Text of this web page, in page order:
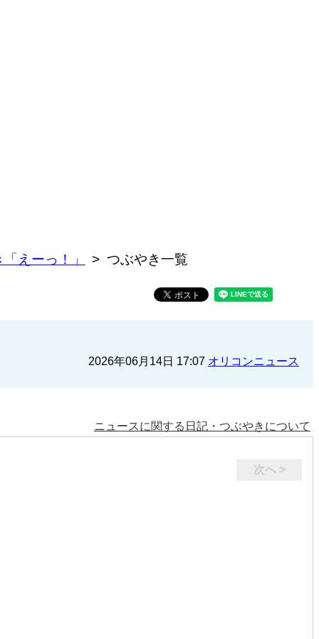
えーっ！」 つぶやき一覧
2026年06月14日 17:07 オリコンニュース
ニュースに関する日記・つぶやきについて
次へ >